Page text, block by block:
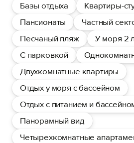
Базы отдыха
Квартиры-
Пансионаты
Частный
Песчаный пляж
У моря 2
С парковкой
Двухкомнатные квартиры
Отдых у моря с бассейном
Отдых с питанием и
Панорамный вид
Четырехкомнатные